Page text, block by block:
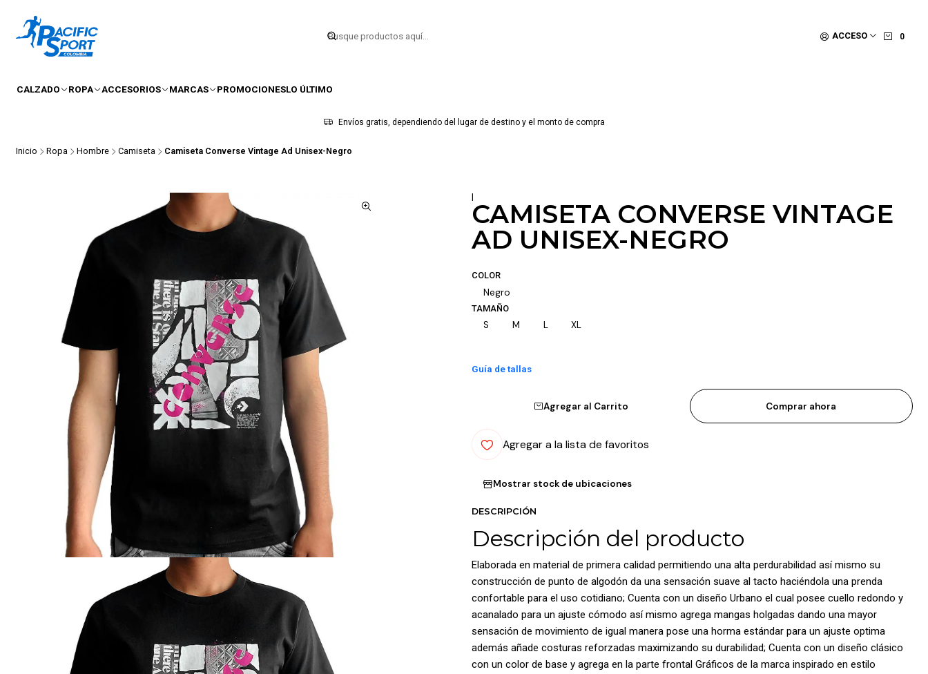
ACCESO 0
CALZADO ROPA ACCESORIOS MARCAS PROMOCIONESLO ÚLTIMO
Envíos gratis, dependiendo del lugar de destino y el monto de compra
Inicio Ropa Hombre Camiseta Camiseta Converse Vintage Ad Unisex-Negro
|
CAMISETA CONVERSE VINTAGE
AD UNISEX-NEGRO
COLOR
Negro
TAMAÑO
S M L XL
Guía de tallas
Agregar al Carrito Comprar ahora
Agregar a la lista de favoritos
Mostrar stock de ubicaciones
DESCRIPCIÓN
Descripción del producto
Elaborada en material de primera calidad permitiendo una alta perdurabilidad así mismo su
construcción de punto de algodón da una sensación suave al tacto haciéndola una prenda
confortable para el uso cotidiano; Cuenta con un diseño Urbano el cual posee cuello redondo y
acanalado para un ajuste cómodo así mismo agrega mangas holgadas dando una mayor
sensación de movimiento de igual manera pose una horma estándar para un ajuste optima
además añade costuras reforzadas maximizando su durabilidad; Cuenta con un diseño clásico
con un color de base y agrega en la parte frontal Gráficos de la marca inspirado en estilo